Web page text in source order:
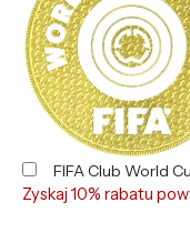
FIFA Club World
Zyskaj 10% rabatu